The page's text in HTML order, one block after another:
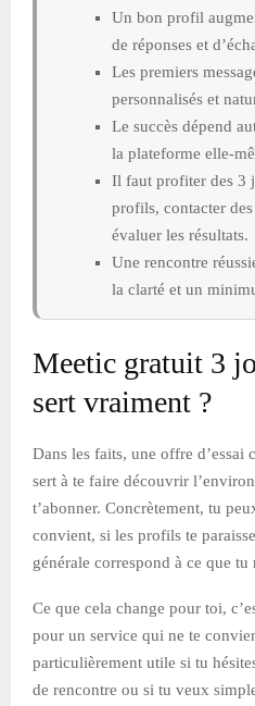
Un bon profil
de réponses et
Les premiers
personnalisés et
Le succès dépend
la plateforme elle-
Il faut profiter des 3
profils, contacter
évaluer les résultats.
Une rencontre
la clarté et un
Meetic gratuit 3
sert vraiment ?
Dans les faits, une offre
sert à te faire découvrir
t’abonner. Concrètement, tu
convient, si les profils te
générale correspond à ce que tu
Ce que cela change pour toi,
pour un service qui ne te
particulièrement utile si tu
de rencontre ou si tu veux